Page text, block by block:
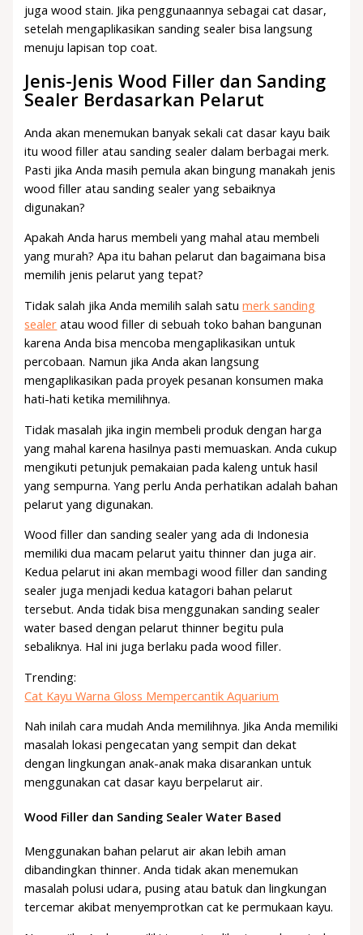
juga wood stain. Jika penggunaannya sebagai cat dasar,
setelah mengaplikasikan sanding sealer bisa langsung
menuju lapisan top coat.
Jenis-Jenis Wood Filler dan Sanding
Sealer Berdasarkan Pelarut
Anda akan menemukan banyak sekali cat dasar kayu baik
itu wood filler atau sanding sealer dalam berbagai merk.
Pasti jika Anda masih pemula akan bingung manakah jenis
wood filler atau sanding sealer yang sebaiknya
digunakan?
Apakah Anda harus membeli yang mahal atau membeli
yang murah? Apa itu bahan pelarut dan bagaimana bisa
memilih jenis pelarut yang tepat?
Tidak salah jika Anda memilih salah satumerk sanding
sealer atau wood filler di sebuah toko bahan bangunan
karena Anda bisa mencoba mengaplikasikan untuk
percobaan. Namun jika Anda akan langsung
mengaplikasikan pada proyek pesanan konsumen maka
hati-hati ketika memilihnya.
Tidak masalah jika ingin membeli produk dengan harga
yang mahal karena hasilnya pasti memuaskan. Anda cukup
mengikuti petunjuk pemakaian pada kaleng untuk hasil
yang sempurna. Yang perlu Anda perhatikan adalah bahan
pelarut yang digunakan.
Wood filler dan sanding sealer yang ada di Indonesia
memiliki dua macam pelarut yaitu thinner dan juga air.
Kedua pelarut ini akan membagi wood filler dan sanding
sealer juga menjadi kedua katagori bahan pelarut
tersebut. Anda tidak bisa menggunakan sanding sealer
water based dengan pelarut thinner begitu pula
sebaliknya. Hal ini juga berlaku pada wood filler.
Trending:
Cat Kayu Warna Gloss Mempercantik Aquarium
Nah inilah cara mudah Anda memilihnya. Jika Anda memiliki
masalah lokasi pengecatan yang sempit dan dekat
dengan lingkungan anak-anak maka disarankan untuk
menggunakan cat dasar kayu berpelarut air.
Wood Filler dan Sanding Sealer Water Based
Menggunakan bahan pelarut air akan lebih aman
dibandingkan thinner. Anda tidak akan menemukan
masalah polusi udara, pusing atau batuk dan lingkungan
tercemar akibat menyemprotkan cat ke permukaan kayu.